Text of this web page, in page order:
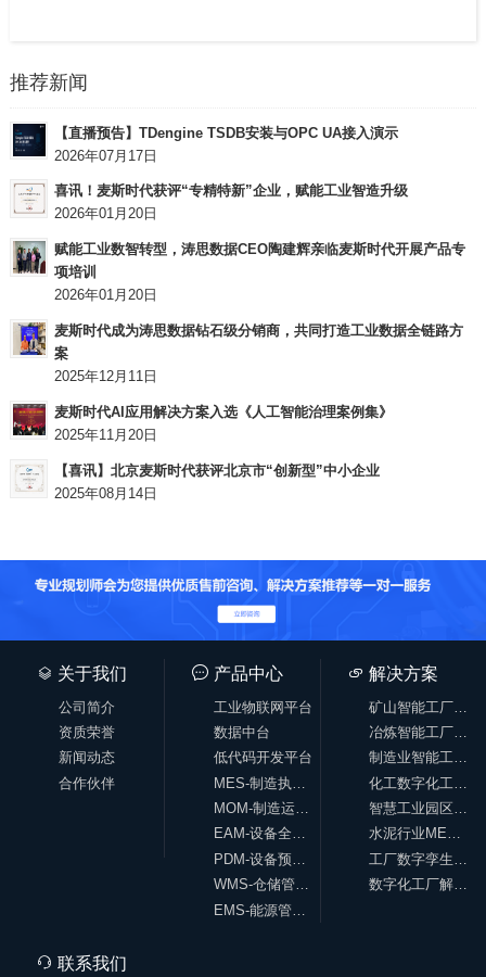
推荐新闻
【直播预告】TDengine TSDB安装与OPC UA接入演示
2026年07月17日
喜讯！麦斯时代获评“专精特新”企业，赋能工业智造升级
2026年01月20日
赋能工业数智转型，涛思数据CEO陶建辉亲临麦斯时代开展产品专
项培训
2026年01月20日
麦斯时代成为涛思数据钻石级分销商，共同打造工业数据全链路方
案
2025年12月11日
麦斯时代AI应用解决方案入选《人工智能治理案例集》
2025年11月20日
【喜讯】北京麦斯时代获评北京市“创新型”中小企业
2025年08月14日
关于我们
公司简介
资质荣誉
新闻动态
合作伙伴
产品中心
工业物联网平台
数据中台
低代码开发平台
MOM-制造运营系统
EAM-设备全生命周期管理系统
WMS-仓储管理系统
解决方案
制造业智能工厂方案
智慧工业园区方案
水泥行业MES解决方案
数字化工厂解决方案
联系我们